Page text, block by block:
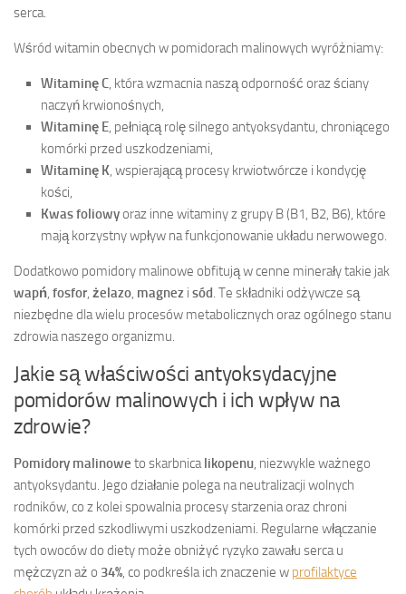
serca.
Wśród witamin obecnych w pomidorach malinowych wyróżniamy:
Witaminę C, która wzmacnia naszą odporność oraz ściany
naczyń krwionośnych,
Witaminę E, pełniącą rolę silnego antyoksydantu, chroniącego
komórki przed uszkodzeniami,
Witaminę K, wspierającą procesy krwiotwórcze i kondycję
kości,
Kwas foliowyoraz inne witaminy z grupy B (B1, B2, B6), które
mają korzystny wpływ na funkcjonowanie układu nerwowego.
Dodatkowo pomidory malinowe obfitują w cenne minerały takie jak
wapń, fosfor, żelazo, magnez i sód. Te składniki odżywcze są
niezbędne dla wielu procesów metabolicznych oraz ogólnego stanu
zdrowia naszego organizmu.
Jakie są właściwości antyoksydacyjne
pomidorów malinowych i ich wpływ na
zdrowie?
Pomidory malinowe to skarbnicalikopenu, niezwykle ważnego
antyoksydantu. Jego działanie polega na neutralizacji wolnych
rodników, co z kolei spowalnia procesy starzenia oraz chroni
komórki przed szkodliwymi uszkodzeniami. Regularne włączanie
tych owoców do diety może obniżyć ryzyko zawału serca u
mężczyzn aż o 34%, co podkreśla ich znaczenie w profilaktyce